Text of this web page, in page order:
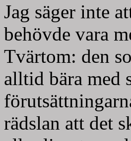
Jag säger inte
behövde vara
Tvärtom: den
alltid bära med
rädslan att det